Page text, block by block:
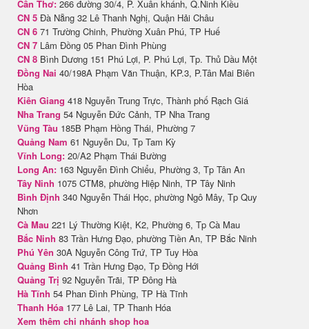
Cần Thơ: 266 đường 30/4, P. Xuân khánh, Q.Ninh Kiều
CN 5 Đà Nẵng 32 Lê Thanh Nghị, Quận Hải Châu
CN 6 71 Trường Chinh, Phường Xuân Phú, TP Huế
CN 7 Lâm Đồng 05 Phan Đình Phùng
CN 8 Bình Dương 151 Phú Lợi, P. Phú Lợi, Tp. Thủ Dầu Một
Đồng Nai 40/198A Phạm Văn Thuận, KP.3, P.Tân Mai Biên
Hòa
Kiên Giang 418 Nguyễn Trung Trực, Thành phố Rạch Giá
Nha Trang 54 Nguyễn Đức Cảnh, TP Nha Trang
Vũng Tàu 185B Phạm Hồng Thái, Phường 7
Quảng Nam 61 Nguyễn Du, Tp Tam Kỳ
Vĩnh Long: 20/A2 Phạm Thái Bường
Long An: 163 Nguyễn Đình Chiểu, Phường 3, Tp Tân An
Tây Ninh 1075 CTM8, phường Hiệp Ninh, TP Tây Ninh
Bình Định 340 Nguyễn Thái Học, phường Ngô Mây, Tp Quy
Nhơn
Cà Mau 221 Lý Thường Kiệt, K2, Phường 6, Tp Cà Mau
Bắc Ninh 83 Trần Hưng Đạo, phường Tiền An, TP Bắc Ninh
Phú Yên 30A Nguyễn Công Trứ, TP Tuy Hòa
Quảng Bình 41 Trần Hưng Đạo, Tp Đồng Hới
Quảng Trị 92 Nguyễn Trãi, TP Đông Hà
Hà Tĩnh 54 Phan Đình Phùng, TP Hà Tĩnh
Thanh Hóa 177 Lê Lai, TP Thanh Hóa
Xem thêm chi nhánh shop hoa